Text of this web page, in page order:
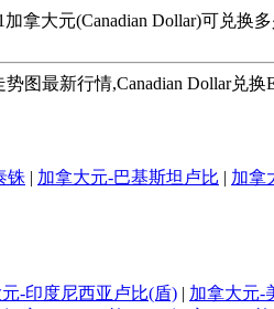
拿大元(Canadian Dollar)可兑换
最新行情,Canadian Dollar兑
铢 | 加拿大元-巴基斯坦卢比 | 加拿
-印度尼西亚卢比(盾) | 加拿大元-